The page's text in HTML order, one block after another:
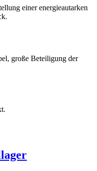
einer energieautarken
große Beteiligung der